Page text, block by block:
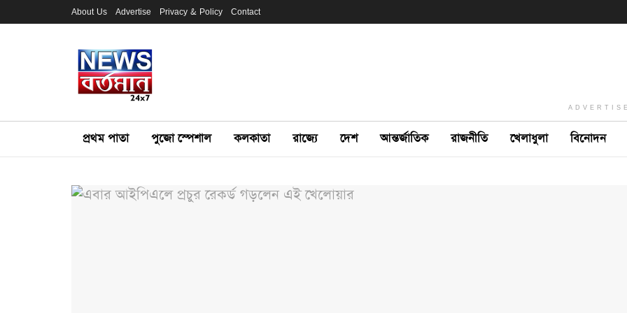
About Us Advertise Privacy & Policy Contact
প্রথম পাতা পুজো স্পেশাল কলকাতা রাজ্যে দেশ আন্তর্জাতিক রাজনীতি খেলাধুলা বিনোদন